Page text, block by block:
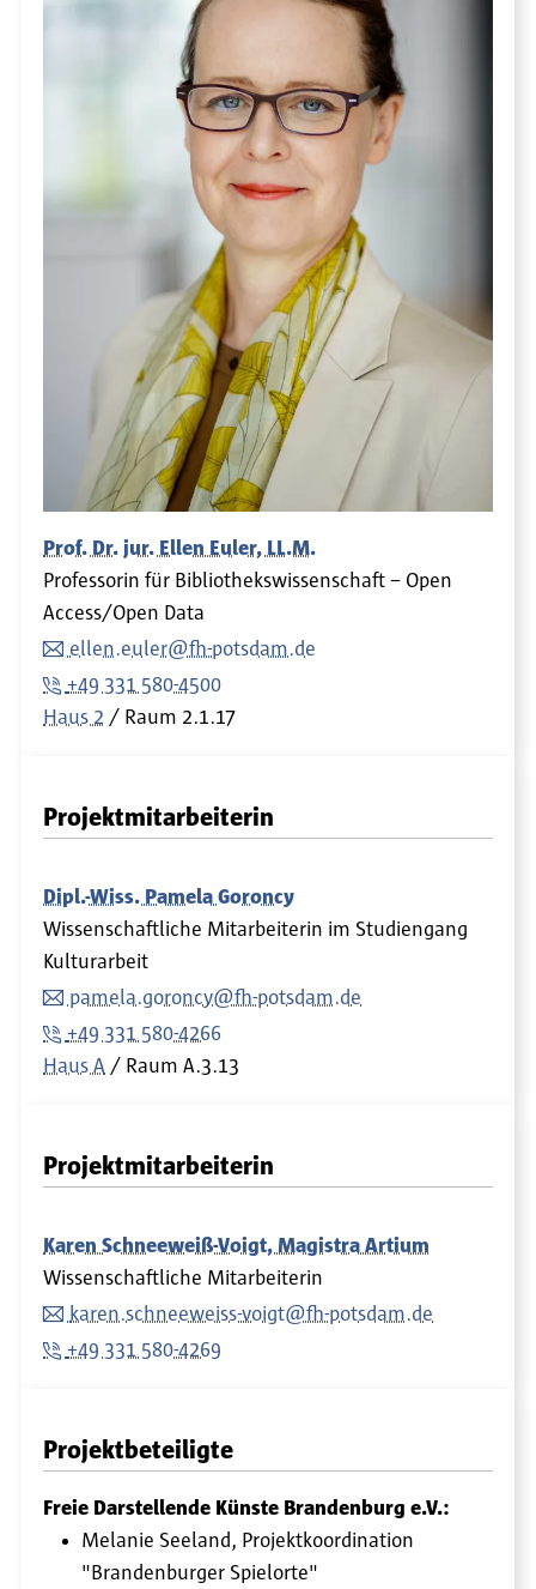
Prof. Dr. jur. Ellen Euler, LL.M.
Professorin für Bibliothekswissenschaft – Open
Access/Open Data
ellen.euler@fh-potsdam.de
+49 331 580-4500
Haus 2
Raum 2.1.17
Projektmitarbeiterin
Dipl.-Wiss. Pamela Goroncy
Wissenschaftliche Mitarbeiterin im Studiengang
Kulturarbeit
pamela.goroncy@fh-potsdam.de
+49 331 580-4266
Haus A
Raum A.3.13
Projektmitarbeiterin
Karen Schneeweiß-Voigt, Magistra Artium
Wissenschaftliche Mitarbeiterin
karen.schneeweiss-voigt@fh-potsdam.de
+49 331 580-4269
Projektbeteiligte
Freie Darstellende Künste Brandenburg e.V.:
Melanie Seeland, Projektkoordination
"Brandenburger Spielorte"